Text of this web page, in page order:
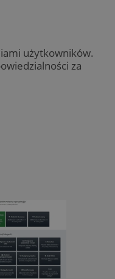
użytkowników.
za